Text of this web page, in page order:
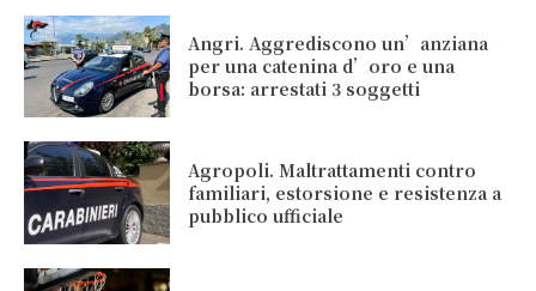
Angri. Aggrediscono un’anziana
per una catenina d’oro e una
borsa: arrestati 3 soggetti
Agropoli. Maltrattamenti contro
familiari, estorsione e resistenza a
pubblico ufficiale